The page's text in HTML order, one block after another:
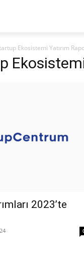
Ekosistemi Yatırım
2023’te